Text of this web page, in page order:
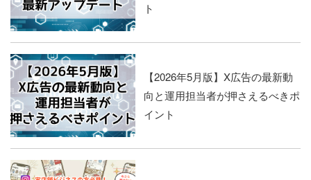
ト
【2026年5月版】X広告の最新動
向と運用担当者が押さえるべきポ
イント